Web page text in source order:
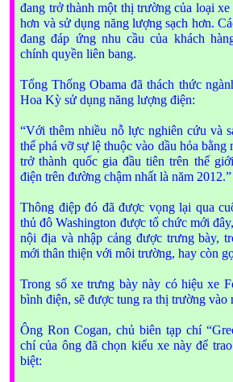
đang trở thành một thị trường của loại
hơn và sử dụng năng lượng sạch hơn.
đang đáp ứng nhu cầu của khách
chính quyền liên bang.
Tổng Thống Obama đã thách thức
Hoa Kỳ sử dụng năng lượng điện:
“Với thêm nhiều nỗ lực nghiên cứu và
thể phá vỡ sự lệ thuộc vào dầu hỏa bằng
trở thành quốc gia đầu tiên trên thế
điện trên đường chậm nhất là năm 2012.”
Thông điệp đó đã được vọng lại qua
thủ đô Washington được tổ chức mới
nội địa và nhập cảng được trưng bày,
mới thân thiện với môi trường, hay còn
Trong số xe trưng bày này có hiệu xe
bình điện, sẽ được tung ra thị trường vào
Ông Ron Cogan, chủ biên tạp chí
chí của ông đã chọn kiểu xe này để
biệt: